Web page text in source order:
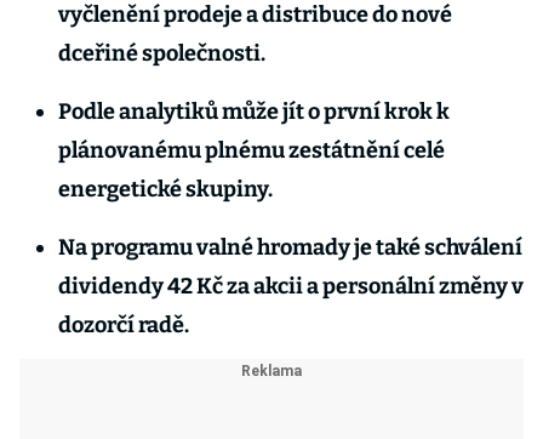
vyčlenění prodeje a distribuce do nové
dceřiné společnosti.
Podle analytiků může jít o první krok k
plánovanému plnému zestátnění celé
energetické skupiny.
Na programu valné hromady je také schválení
dividendy 42 Kč za akcii a personální změny v
dozorčí radě.